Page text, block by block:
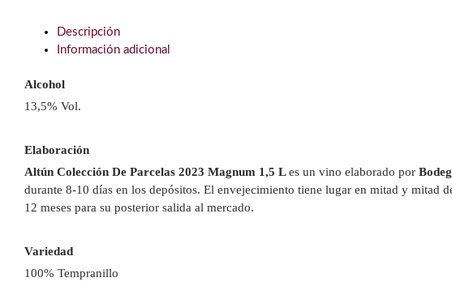
Descripción
Información adicional
Alcohol
13,5% Vol.
Elaboración
Altún Colección De Parcelas 2023 Magnum 1,5 Les un vino elaborado por
durante 8-10 días en los depósitos. El envejecimiento tiene lugar en mitad y mitad
12 meses para su posterior salida al mercado.
Variedad
100% Tempranillo